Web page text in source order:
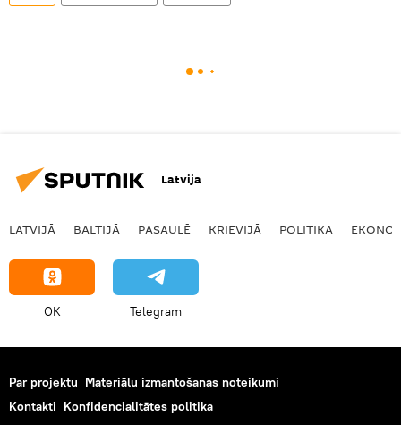
Latvija
LATVIJĀ BALTIJĀ PASAULĒ KRIEVIJĀ POLITIKA
OK Telegram
Par projektu Materiālu izmantošanas noteikumi
Kontakti Konfidencialitātes politika